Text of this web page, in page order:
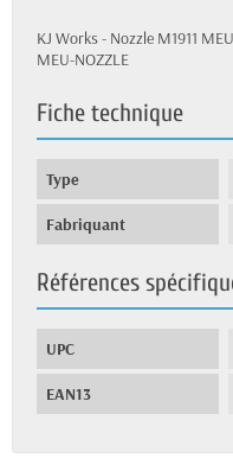
KJ Works - Nozzle M1911
MEU-NOZZLE
Fiche technique
Type
Fabriquant
Références
UPC
EAN13